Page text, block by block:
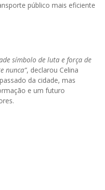
público mais eficiente
símbolo de luta e força de
nunca”, declarou Celina
da cidade, mas
e um futuro